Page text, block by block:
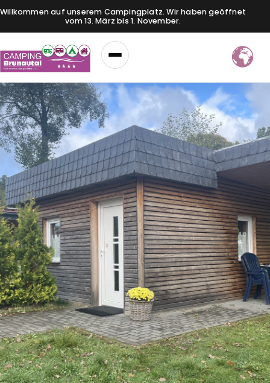
Willkommen auf unserem Campingplatz. Wir haben geöffnet
vom 13. März bis 1. November.
Menü